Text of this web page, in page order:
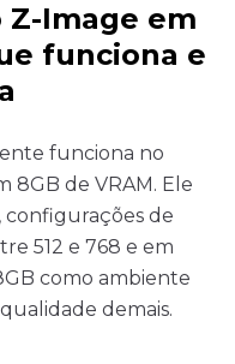
Z-Image em
funciona e
funciona no
8GB de VRAM. Ele
configurações de
512 e 768 e em
como ambiente
demais.